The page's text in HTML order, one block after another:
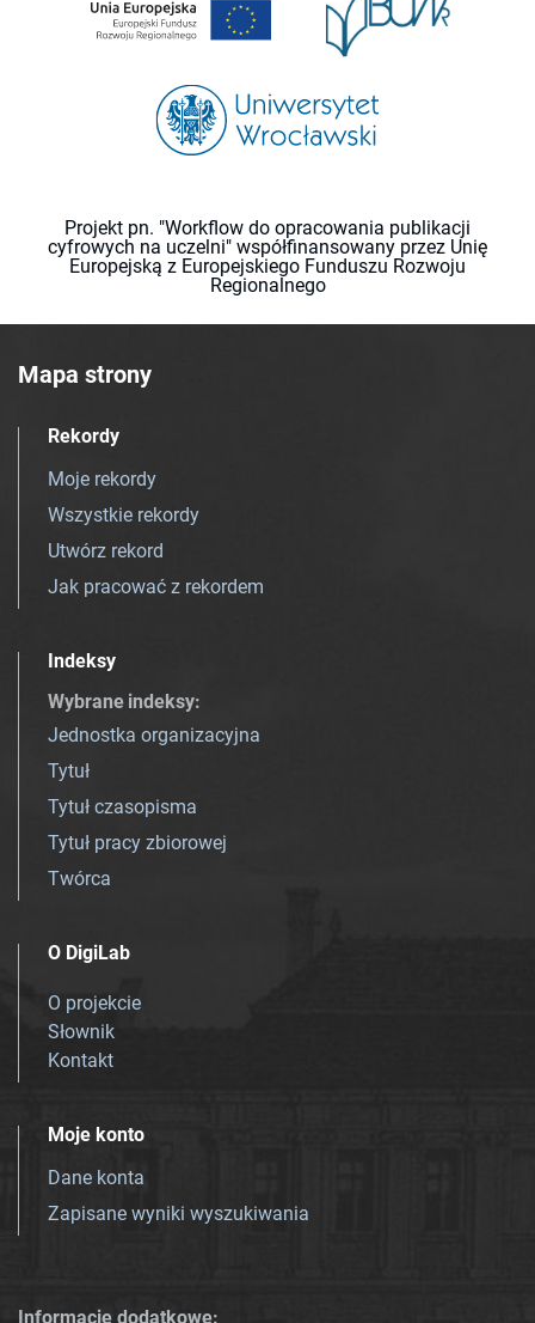
Projekt pn. "Workflow do opracowania publikacji
cyfrowych na uczelni" współfinansowany przez Unię
Europejską z Europejskiego Funduszu Rozwoju
Regionalnego
Mapa strony
Rekordy
Moje rekordy
Wszystkie rekordy
Utwórz rekord
Jak pracować z rekordem
Indeksy
Wybrane indeksy:
Jednostka organizacyjna
Tytuł
Tytuł czasopisma
Tytuł pracy zbiorowej
Twórca
O DigiLab
O projekcie
Słownik
Kontakt
Moje konto
Dane konta
Zapisane wyniki wyszukiwania
Informacje dodatkowe: